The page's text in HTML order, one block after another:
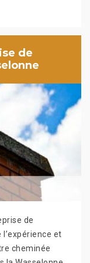
de
de
et
cheminée